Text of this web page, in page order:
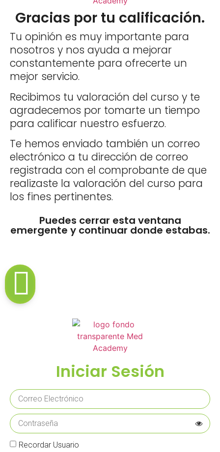
Gracias por tu calificación.
Tu opinión es muy importante para
nosotros y nos ayuda a mejorar
constantemente para ofrecerte un
mejor servicio.
Recibimos tu valoración del curso y te
agradecemos por tomarte un tiempo
para calificar nuestro esfuerzo.
Te hemos enviado también un correo
electrónico a tu dirección de correo
registrada con el comprobante de que
realizaste la valoración del curso para
los fines pertinentes.
Puedes cerrar esta ventana
emergente y continuar donde estabas.
Iniciar Sesión
Recordar Usuario